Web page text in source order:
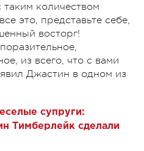
количеством
это, представьте себе,
восторг!
из всего, что с вами
Джастин в одном из
супруги:
Тимберлейк сделали